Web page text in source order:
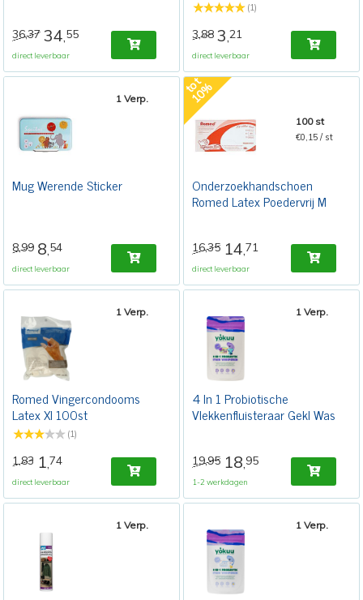
36,37 34,55
direct leverbaar
(1)
3,88 3,21
direct leverbaar
1 Verp.
Mug Werende Sticker
8,99 8,54
direct leverbaar
t
o
t
1
0
%
100 st
€0,15 / st
Onderzoekhandschoen
Romed Latex Poedervrij M
16,35 14,71
direct leverbaar
1 Verp.
Romed Vingercondooms
Latex Xl 100st
(1)
1,83 1,74
direct leverbaar
1 Verp.
4 In 1 Probiotische
Vlekkenfluisteraar Gekl Was
19,95 18,95
1-2 werkdagen
1 Verp. 1 Verp.